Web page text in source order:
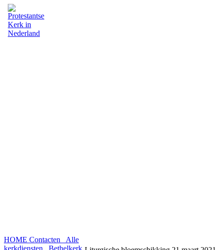
HOME Contacten
Alle
kerkdiensten
Bethelkerk